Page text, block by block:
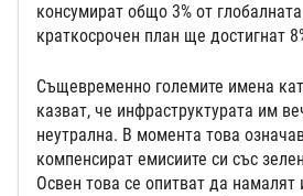
консумират общо 3% от
краткосрочен план ще достигнат
Същевременно големите имена
казват, че инфраструктурата им
неутрална. В момента това
компенсират емисиите си със
Освен това се опитват да намалят